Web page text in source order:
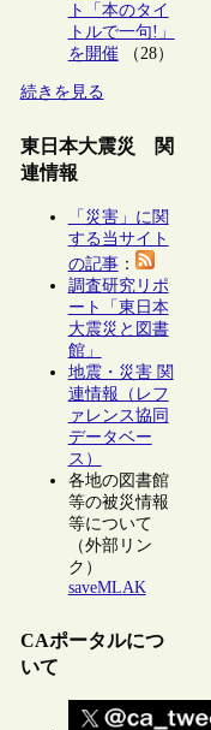
ト「本のタイ
トルで一句!」
を開催（28）
続きを見る
東日本大震災 関
連情報
「災害」に関
する当サイト
の記事：
調査研究リポ
ート「東日本
大震災と図書
館」
地震・災害 関
連情報（レフ
ァレンス協同
データベー
ス）
各地の図書館
等の被災情報
等について
（外部リン
ク）
saveMLAK
CAポータルにつ
いて